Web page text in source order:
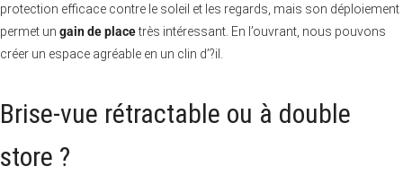
protection efficace contre le soleil et les regards, mais son déploiement
permet un gain de placetrès intéressant. En l’ouvrant, nous pouvons
créer un espace agréable en un clin d’?il.
Brise-vue rétractable ou à double
store ?